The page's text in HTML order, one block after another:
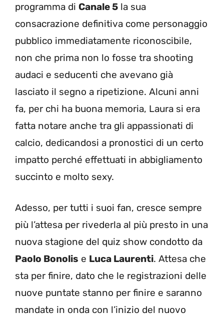
programma di Canale 5 la sua
consacrazione definitiva come personaggio
pubblico immediatamente riconoscibile,
non che prima non lo fosse tra shooting
audaci e seducenti che avevano già
lasciato il segno a ripetizione. Alcuni anni
fa, per chi ha buona memoria, Laura si era
fatta notare anche tra gli appassionati di
calcio, dedicandosi a pronostici di un certo
impatto perché effettuati in abbigliamento
succinto e molto sexy.
Adesso, per tutti i suoi fan, cresce sempre
più l’attesa per rivederla al più presto in una
nuova stagione del quiz show condotto da
Paolo Bonolis e Luca Laurenti. Attesa che
sta per finire, dato che le registrazioni delle
nuove puntate stanno per finire e saranno
mandate in onda con l’inizio del nuovo